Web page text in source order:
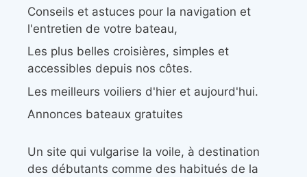
Conseils et astuces pour la navigation et
l'entretien de votre bateau,
Les plus belles croisières, simples et
accessibles depuis nos côtes.
Les meilleurs voiliers d'hier et aujourd'hui.
Annonces bateaux gratuites
Un site qui vulgarise la voile, à destination
des débutants comme des habitués de la